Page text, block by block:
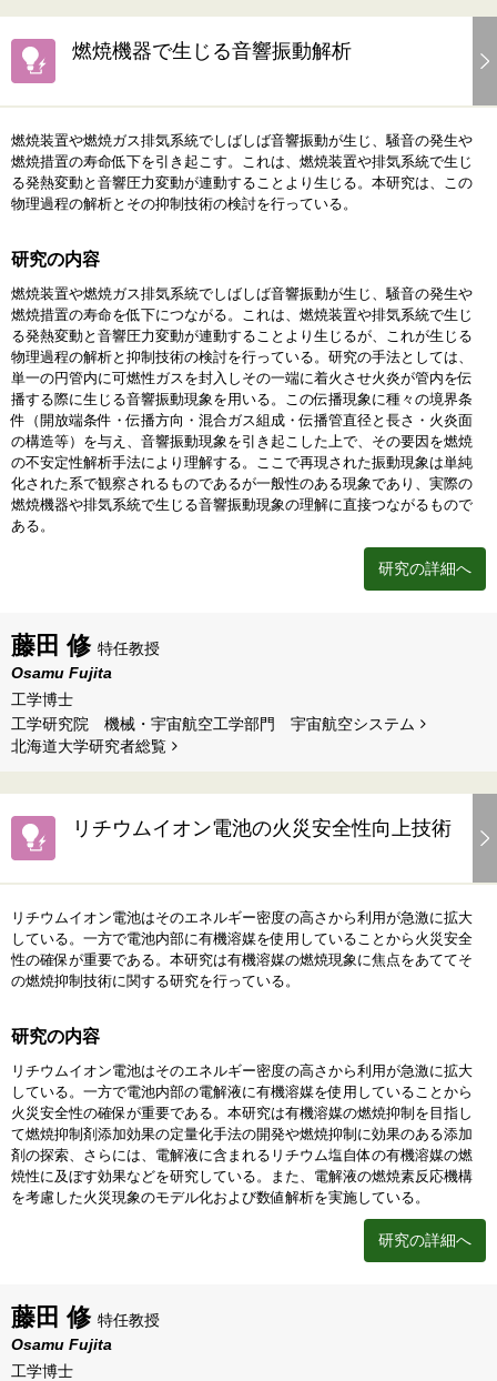
燃焼機器で生じる音響振動解析
燃焼装置や燃焼ガス排気系統でしばしば音響振動が生じ、騒音の発生や
燃焼措置の寿命低下を引き起こす。これは、燃焼装置や排気系統で生じ
る発熱変動と音響圧力変動が連動することより生じる。本研究は、この
物理過程の解析とその抑制技術の検討を行っている。
研究の内容
燃焼装置や燃焼ガス排気系統でしばしば音響振動が生じ、騒音の発生や
燃焼措置の寿命を低下につながる。これは、燃焼装置や排気系統で生じ
る発熱変動と音響圧力変動が連動することより生じるが、これが生じる
物理過程の解析と抑制技術の検討を行っている。研究の手法としては、
単一の円管内に可燃性ガスを封入しその一端に着火させ火炎が管内を伝
播する際に生じる音響振動現象を用いる。この伝播現象に種々の境界条
件（開放端条件・伝播方向・混合ガス組成・伝播管直径と長さ・火炎面
の構造等）を与え、音響振動現象を引き起こした上で、その要因を燃焼
の不安定性解析手法により理解する。ここで再現された振動現象は単純
化された系で観察されるものであるが一般性のある現象であり、実際の
燃焼機器や排気系統で生じる音響振動現象の理解に直接つながるもので
ある。
研究の詳細へ
藤田 修 特任教授
Osamu Fujita
工学博士
工学研究院 機械・宇宙航空工学部門 宇宙航空システム
北海道⼤学研究者総覧
リチウムイオン電池の火災安全性向上技術
リチウムイオン電池はそのエネルギー密度の高さから利用が急激に拡大
している。一方で電池内部に有機溶媒を使用していることから火災安全
性の確保が重要である。本研究は有機溶媒の燃焼現象に焦点をあててそ
の燃焼抑制技術に関する研究を行っている。
研究の内容
リチウムイオン電池はそのエネルギー密度の高さから利用が急激に拡大
している。一方で電池内部の電解液に有機溶媒を使用していることから
火災安全性の確保が重要である。本研究は有機溶媒の燃焼抑制を目指し
て燃焼抑制剤添加効果の定量化手法の開発や燃焼抑制に効果のある添加
剤の探索、さらには、電解液に含まれるリチウム塩自体の有機溶媒の燃
焼性に及ぼす効果などを研究している。また、電解液の燃焼素反応機構
を考慮した火災現象のモデル化および数値解析を実施している。
研究の詳細へ
藤田 修 特任教授
Osamu Fujita
工学博士